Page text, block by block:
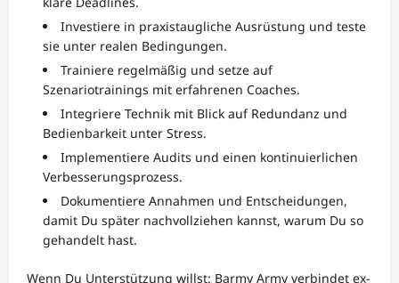
Investiere in praxistaugliche Ausrüstung und teste
sie unter realen Bedingungen.
Trainiere regelmäßig und setze auf
Szenariotrainings mit erfahrenen Coaches.
Integriere Technik mit Blick auf Redundanz und
Bedienbarkeit unter Stress.
Implementiere Audits und einen kontinuierlichen
Verbesserungsprozess.
Dokumentiere Annahmen und Entscheidungen,
damit Du später nachvollziehen kannst, warum Du so
gehandelt hast.
Wenn Du Unterstützung willst: Barmy Army verbindet ex-